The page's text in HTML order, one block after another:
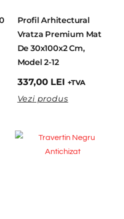
Profil Arhitectural
Vratza Premium Mat
De 30x100x2 Cm,
Model 2-12
337,00 LEI +TVA
Vezi produs